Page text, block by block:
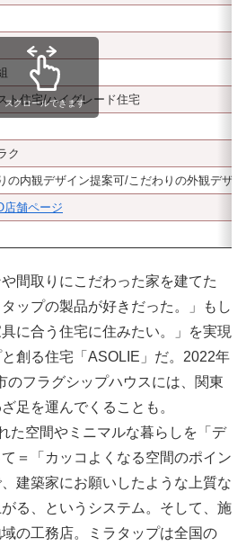
ト住宅/ハイグレード住宅
ク
の内観デザイン提案可/こだわりの外観デザ
店舗ページ
スクロールできます
や間取りにこだわった家を建てた
ップの製品が好きだった。」もし
に合う住宅に住みたい。」を実現
創る住宅「ASOLIE」だ。2022年
のフラグシップハウスには、関東
足を運んでくることも。
た空間やミニマルな暮らしを「デ
＝「カッコよくなる空間のポイン
建築家にお願いしたような上質な
る、というシステム。そして、施
の工務店。ミラタップは全国の